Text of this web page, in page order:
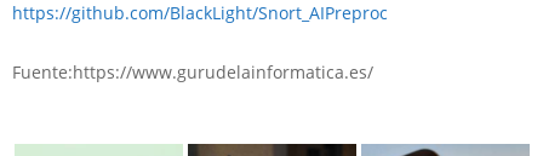
https://github.com/BlackLight/Snort_AIPreproc
Fuente:https://www.gurudelainformatica.es/